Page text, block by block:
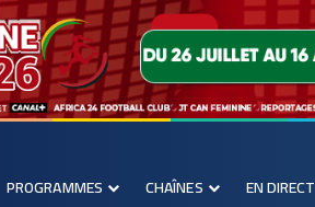
PROGRAMMES CHAÎNES EN DIRECT